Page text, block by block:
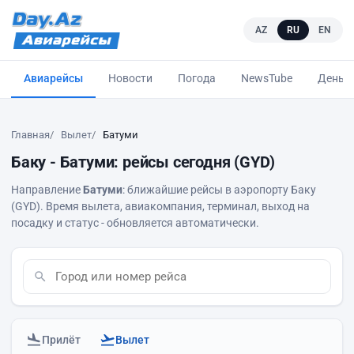
AZ RU EN
Авиарейсы Новости Погода NewsTube
Главная Вылет Батуми
Баку - Батуми: рейсы сегодня (GYD)
НаправлениеБатуми: ближайшие рейсы в аэропорту Баку
(GYD). Время вылета, авиакомпания, терминал, выход на
посадку и статус - обновляется автоматически.
Прилёт Вылет